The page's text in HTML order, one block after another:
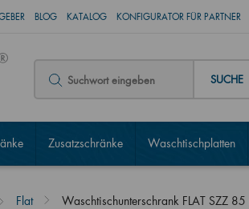
BLOG KATALOG KONFIGURATOR FÜR PARTNER
SUCHE
Zusatzschränke Waschtischplatten
Flat Waschtischunterschrank FLAT SZZ